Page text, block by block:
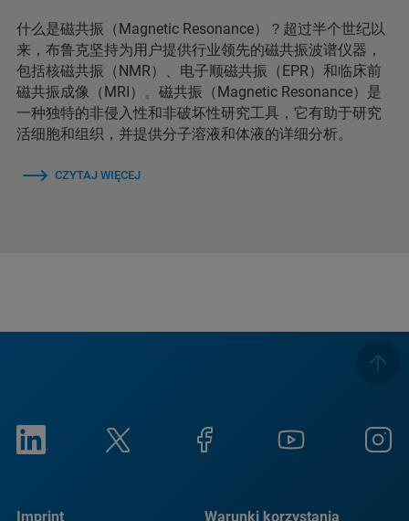
什么是磁共振（Magnetic Resonance）？超过半个世纪以
来，布鲁克坚持为用户提供行业领先的磁共振波谱仪器，
包括核磁共振（NMR）、电子顺磁共振（EPR）和临床前
磁共振成像（MRI）。磁共振（Magnetic Resonance）是
一种独特的非侵入性和非破坏性研究工具，它有助于研究
活细胞和组织，并提供分子溶液和体液的详细分析。
CZYTAJ WIĘCEJ
Imprint Warunki korzystania